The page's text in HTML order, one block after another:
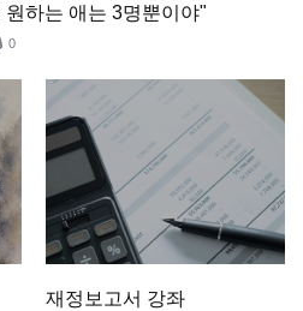
하는 애는 3명뿐이야"
0
재정보고서 강좌